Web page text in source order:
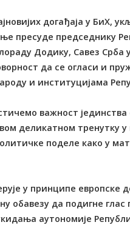
догађаја у БиХ,
пресуде председнику
Додику, Савез Срба
да се огласи и
и институцијама
важност јединства
деликатном тренутку
поделе како у
у принципе европске
обавезу да подигне глас
аутономије